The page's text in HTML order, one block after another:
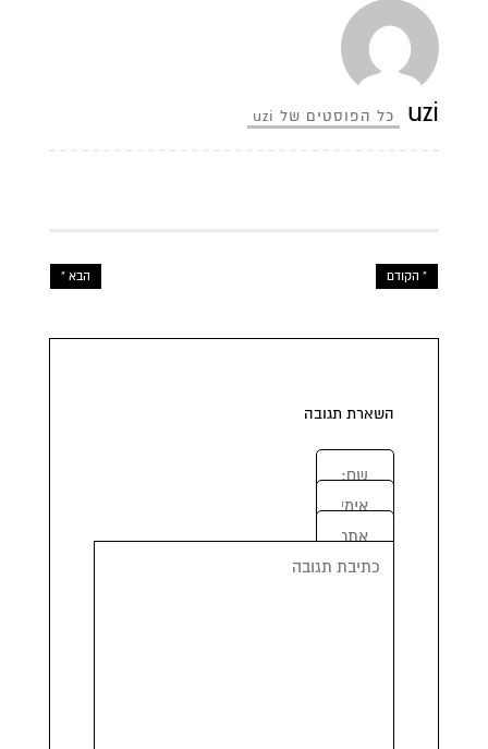
uzi כל הפוסטים של uzi
« הקודם הבא »
השארת תגובה